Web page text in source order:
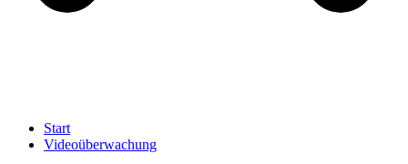
Start
Videoüberwachung